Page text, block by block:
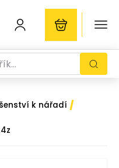
k nářadí /